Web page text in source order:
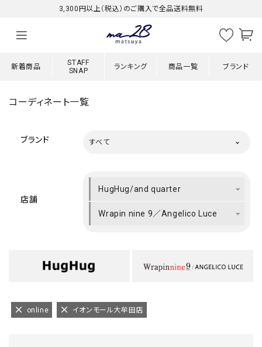
3,300円以上（税込）のご購入で全品送料無料
新着商品
STAFF
SNAP
ランキング 商品一覧 ブランド
コーディネート一覧
ブランド すべて
店舗
HugHug/and quarter
Wrapin nine 9／Angelico Luce
online イオンモール大牟田店